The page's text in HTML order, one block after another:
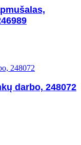
darbo, 248072